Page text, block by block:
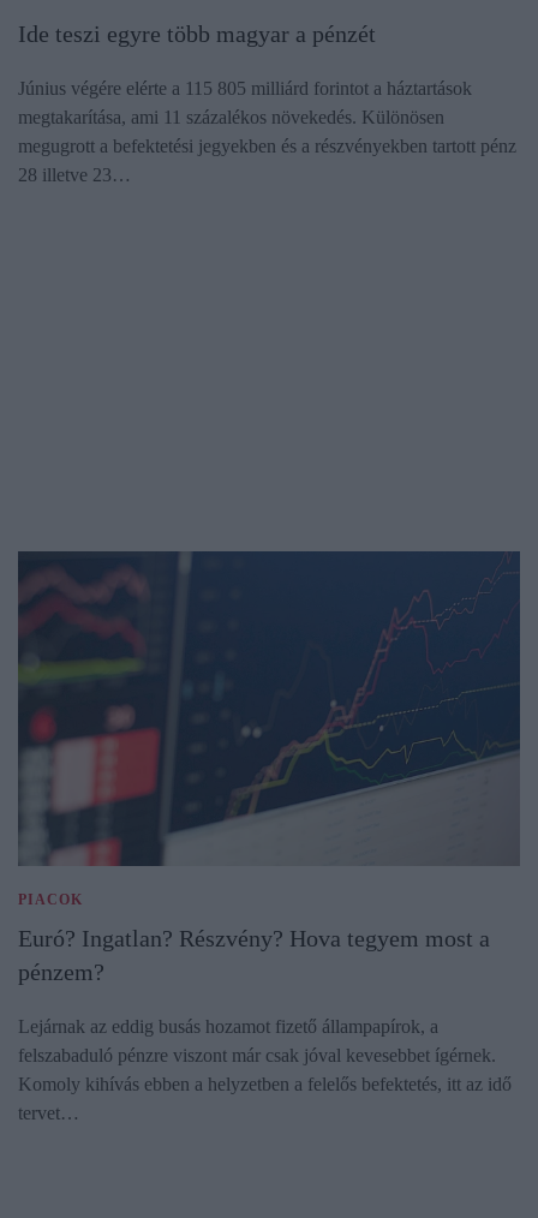
Ide teszi egyre több magyar a pénzét
Június végére elérte a 115 805 milliárd forintot a háztartások
megtakarítása, ami 11 százalékos növekedés. Különösen
megugrott a befektetési jegyekben és a részvényekben tartott pénz
28 illetve 23…
PIACOK
Euró? Ingatlan? Részvény? Hova tegyem most a
pénzem?
Lejárnak az eddig busás hozamot fizető állampapírok, a
felszabaduló pénzre viszont már csak jóval kevesebbet ígérnek.
Komoly kihívás ebben a helyzetben a felelős befektetés, itt az idő
tervet…